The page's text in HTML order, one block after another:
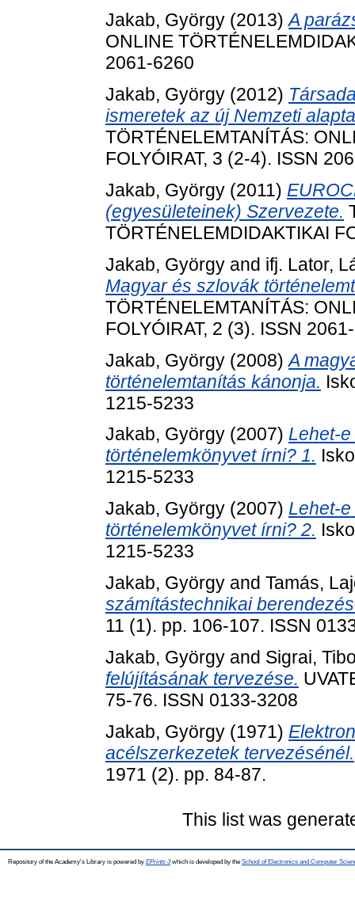
Jakab, György (2013)A
ONLINE
2061-6260
Jakab, György (2012)
ismeretek az új Nemzeti
TÖRTÉNELEMTANÍTÁS:
FOLYÓIRAT, 3 (2-4). ISSN
Jakab, György (2011)
(egyesületeinek) Szervezete.
TÖRTÉNELEMDIDAKTIKAI
Jakab, György and ifj. Lator,
Magyar és szlovák
TÖRTÉNELEMTANÍTÁS:
FOLYÓIRAT, 2 (3). ISSN
Jakab, György (2008)A
történelemtanítás kánonja.
1215-5233
Jakab, György (2007) Lehet-
történelemkönyvet írni? 1.
1215-5233
Jakab, György (2007) Lehet-
történelemkönyvet írni? 2.
1215-5233
Jakab, György and Tamás,
számítástechnikai
11 (1). pp. 106-107. ISSN
Jakab, György and Sigrai,
felújításának tervezése.
75-76. ISSN 0133-3208
Jakab, György (1971)
acélszerkezetek tervezésénél.
1971 (2). pp. 84-87.
This list was
Repository of the Academy's Library is powered by EPrints 3which is developed by the School of Electronics and Computer